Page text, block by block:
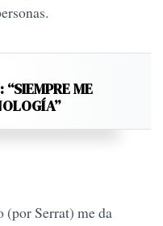
ME
(por Serrat) me da